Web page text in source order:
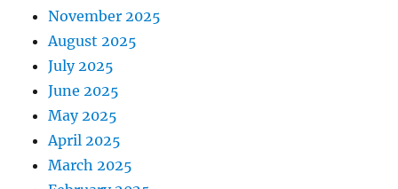
November 2025
August 2025
July 2025
June 2025
May 2025
April 2025
March 2025